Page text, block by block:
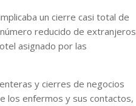
un cierre casi total de
reducido de extranjeros
asignado por las
y cierres de negocios
los enfermos y sus contactos,